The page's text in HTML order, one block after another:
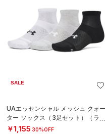
SALE
UAエッセンシャル メッシュ クォー
ター ソックス（3足セット）（ライ
フスタイル/UNISEX）
￥1,155 30%OFF